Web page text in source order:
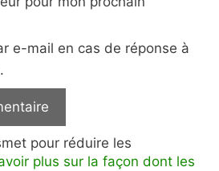
e-mail en cas de réponse à
pour réduire les
plus sur la façon dont les